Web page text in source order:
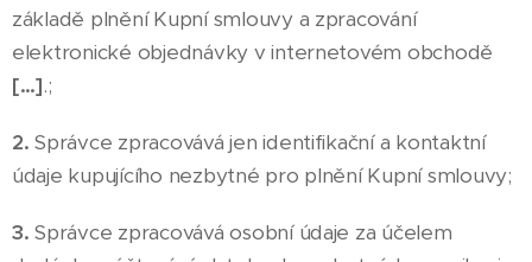
základě plnění Kupní smlouvy a zpracování
elektronické objednávky v internetovém obchodě
[…].;
2. Správce zpracovává jen identifikační a kontaktní
údaje kupujícího nezbytné pro plnění Kupní smlouvy;
3.Správce zpracovává osobní údaje za účelem